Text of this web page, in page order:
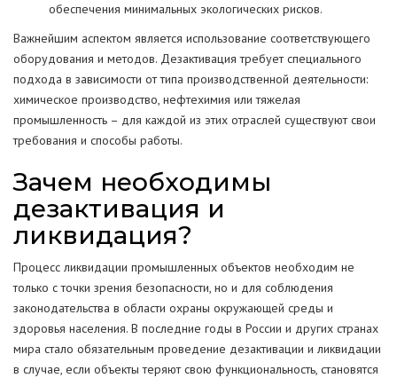
обеспечения минимальных экологических рисков.
Важнейшим аспектом является использование соответствующего
оборудования и методов. Дезактивация требует специального
подхода в зависимости от типа производственной деятельности:
химическое производство, нефтехимия или тяжелая
промышленность – для каждой из этих отраслей существуют свои
требования и способы работы.
Зачем необходимы
дезактивация и
ликвидация?
Процесс ликвидации промышленных объектов необходим не
только с точки зрения безопасности, но и для соблюдения
законодательства в области охраны окружающей среды и
здоровья населения. В последние годы в России и других странах
мира стало обязательным проведение дезактивации и ликвидации
в случае, если объекты теряют свою функциональность, становятся